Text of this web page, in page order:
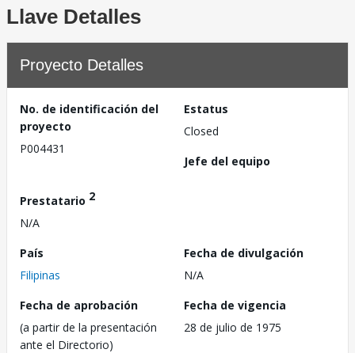
Llave Detalles
Proyecto Detalles
No. de identificación del
proyecto
P004431
Estatus
Closed
Jefe del equipo
Prestatario 2
N/A
País
Filipinas
Fecha de divulgación
N/A
Fecha de aprobación
(a partir de la presentación
ante el Directorio)
Fecha de vigencia
28 de julio de 1975